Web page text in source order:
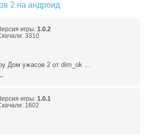
2 на андроид
игры: 1.0.2
3310
Дом ужасов 2 от dim_ok …
игры: 1.0.1
1602